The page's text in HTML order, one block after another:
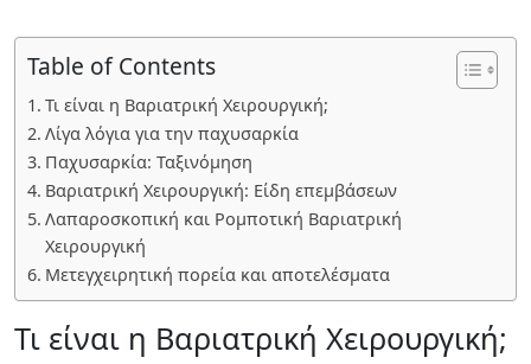
Table of Contents
Τι είναι η Βαριατρική Χειρουργική;
Λίγα λόγια για την παχυσαρκία
Παχυσαρκία: Ταξινόμηση
Βαριατρική Χειρουργική: Είδη επεμβάσεων
Λαπαροσκοπική και Ρομποτική Βαριατρική
Χειρουργική
Μετεγχειρητική πορεία και αποτελέσματα
Τι είναι η Βαριατρική Χειρουργική;